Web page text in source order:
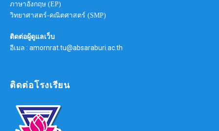
ภาษาอังกฤษ (EP)
วิทยาศาสตร์-คณิตศาสตร์ (SMP)
ติดต่อผู้ดูแลเว็บ
อีเมล : amornrat.tu@absaraburi.ac.th
ติดต่อโรงเรียน